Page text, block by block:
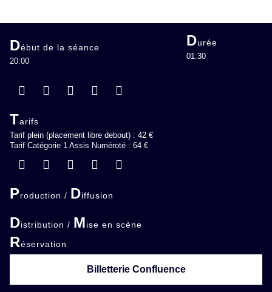
Début de la séance
20:00
Durée
01:30
Tarifs
Tarif plein (placement libre debout) : 42 €
Tarif Catégorie 1 Assis Numéroté : 64 €
Production / Diffusion
Distribution / Mise en scène
Réservation
Billetterie Confluence